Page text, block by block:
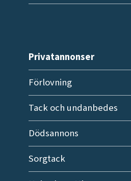
Privatannonser
Förlovning
Tack och undanbedes
Dödsannons
Sorgtack